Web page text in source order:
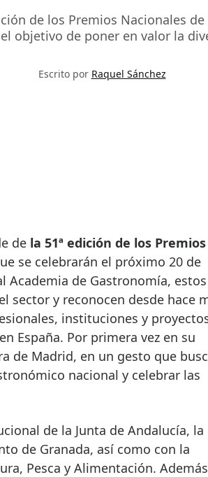
de los Premios Nacionales
objetivo de poner en valor la
Escrito por Raquel Sánchez
dela 51ª edición de los Premios
se celebrarán el próximo 20 de
Academia de Gastronomía, estos
sector y reconocen desde hace
instituciones y
España. Por primera vez en su
de Madrid, en un gesto que
nacional y celebrar las
de la Junta de Andalucía, la
de Granada, así como con la
Pesca y Alimentación.